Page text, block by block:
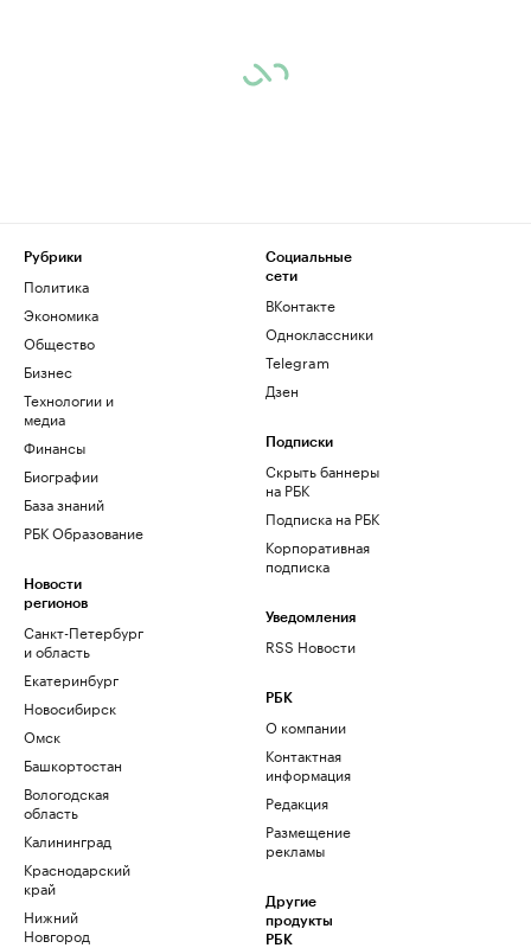
Рубрики
Политика
Экономика
Общество
Бизнес
Технологии и
медиа
Финансы
Биографии
База знаний
РБК Образование
Новости
регионов
Санкт-Петербург
и область
Екатеринбург
Новосибирск
Омск
Башкортостан
Вологодская
область
Калининград
Краснодарский
край
Нижний
Новгород
Социальные
сети
ВКонтакте
Одноклассники
Telegram
Дзен
Подписки
Скрыть баннеры
на РБК
Подписка на РБК
Корпоративная
подписка
Уведомления
RSS Новости
РБК
О компании
Контактная
информация
Редакция
Размещение
рекламы
Другие
продукты
РБК